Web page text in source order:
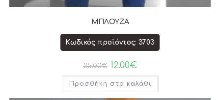
ΜΠΛΟΥΖΑ
Κωδικός προϊόντος: 3703
25.00€ 12.00€
Προσθήκη στο καλάθι